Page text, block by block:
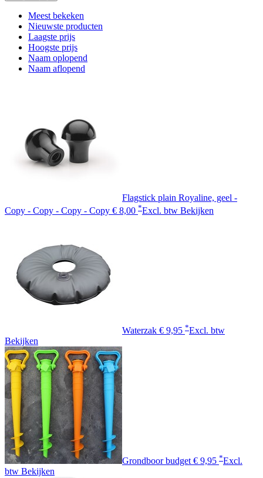
Meest bekeken
Nieuwste producten
Laagste prijs
Hoogste prijs
Naam oplopend
Naam aflopend
Flagstick plain Royaline, geel -
Copy - Copy - Copy - Copy € 8,00 *Excl. btw Bekijken
Waterzak € 9,95 *Excl. btw
Bekijken
Grondboor budget € 9,95 *Excl.
btw Bekijken